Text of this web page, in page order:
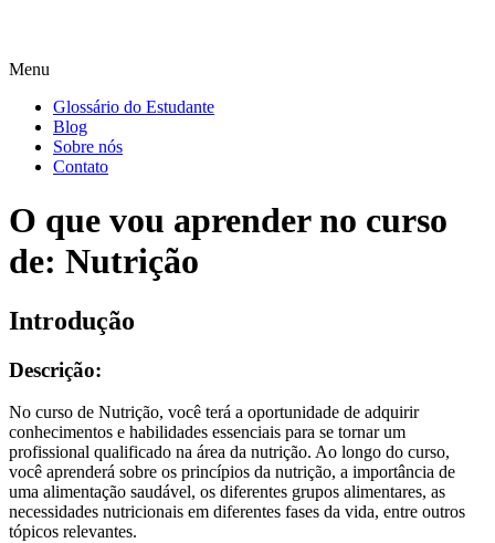
Menu
Glossário do Estudante
Blog
Sobre nós
Contato
O que vou aprender no curso
de: Nutrição
Introdução
Descrição:
No curso de Nutrição, você terá a oportunidade de adquirir
conhecimentos e habilidades essenciais para se tornar um
profissional qualificado na área da nutrição. Ao longo do curso,
você aprenderá sobre os princípios da nutrição, a importância de
uma alimentação saudável, os diferentes grupos alimentares, as
necessidades nutricionais em diferentes fases da vida, entre outros
tópicos relevantes.